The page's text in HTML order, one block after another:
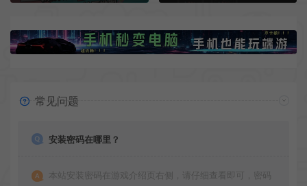
常见问题
安装密码在哪里？
本站安装密码在游戏介绍页右侧，请仔细查看即可，密码